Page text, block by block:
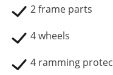
2 frame parts
4 wheels
4 ramming